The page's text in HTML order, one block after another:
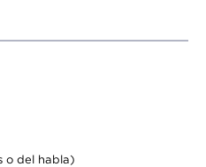
o del habla)